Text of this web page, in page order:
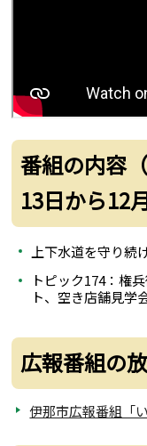
番組の内容
13日から12
上下水道を守り続
トピック174：権
ト、空き店舗見学
広報番組の
伊那市広報番組「